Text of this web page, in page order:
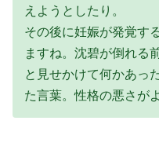
えようとしたり。
その後に妊娠が発覚す
ますね。沈碧が倒れる
と見せかけて何かあっ
た言葉。性格の悪さが